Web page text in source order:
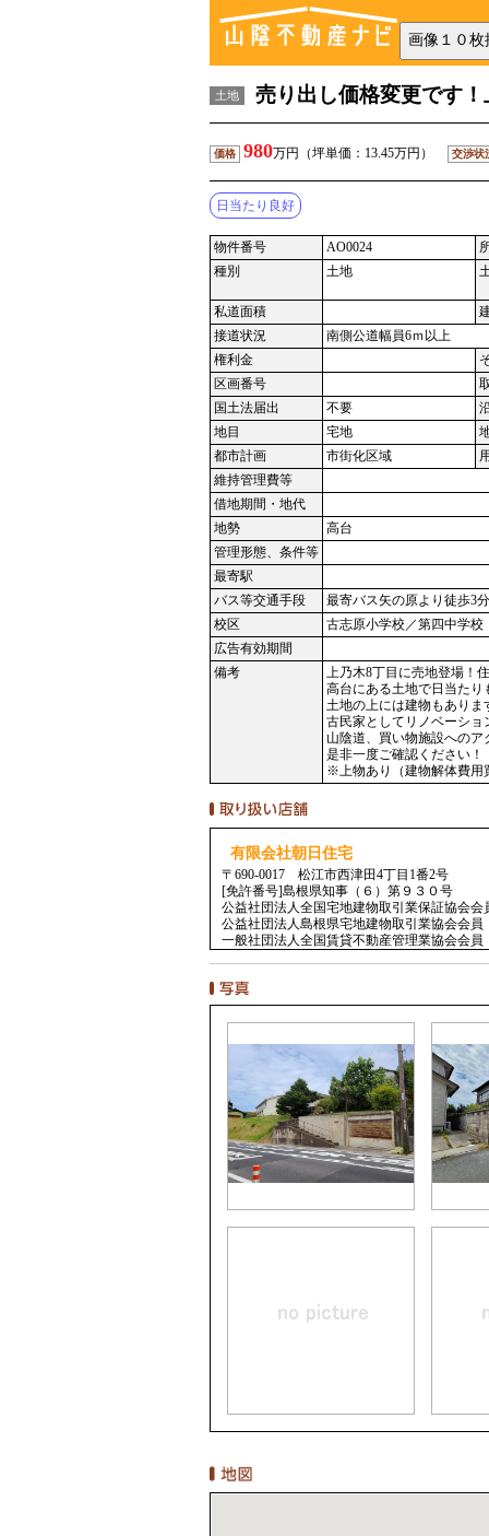
土地 売り出し価格変更です
価格 980万円（坪単価：13.45万円） 交渉状
日当たり良好
物件番号 AO0024
種別
土地
私道面積
接道状況
南側公道幅員6ｍ以上
権利金
区画番号
国土法届出
不要
地目
宅地
都市計画
市街化区域
維持管理費等
借地期間・地代
地勢
高台
管理形態、条件等
最寄駅
バス等交通手段
最寄バス矢の原より徒歩3分
校区
古志原小学校／第四中学校
広告有効期間
備考
上乃木8丁目に売地登場！
高台にある土地で日当たり
土地の上には建物もありま
古民家としてリノベーシ
山陰道、買い物施設へのア
是非一度ご確認ください！
※上物あり（建物解体費用
有限会社朝日住宅
〒690-0017 松江市西津田4丁目1番2号
[免許番号]島根県知事（６）第９３０号
公益社団法人全国宅地建物取引業保証協会会
公益社団法人島根県宅地建物取引業協会会員
一般社団法人全国賃貸不動産管理業協会会員